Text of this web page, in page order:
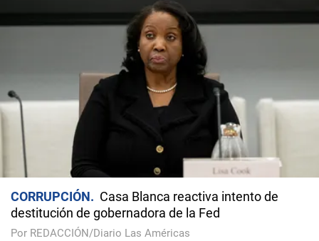
CORRUPCIÓN
Casa Blanca reactiva intento de
destitución de gobernadora de la Fed
Por REDACCIÓN/Diario Las Américas